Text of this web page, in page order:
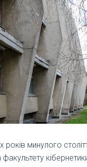
років минулого
факультету